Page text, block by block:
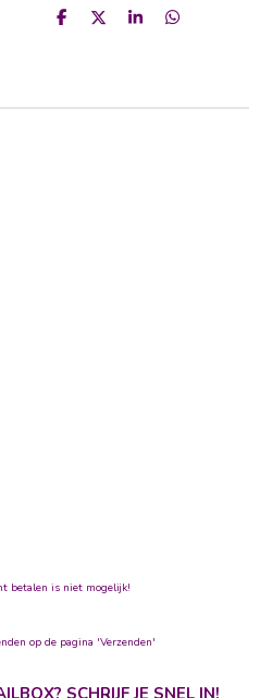
D
D
S
D
betalen is niet mogelijk!
op de pagina 'Verzenden'
SCHRIJF JE SNEL IN!